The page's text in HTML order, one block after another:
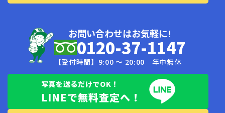
お問い合わせはお気軽に!
0120-37-1147
【受付時間】9:00 〜 20:00 年中無休
写真を送るだけでOK！
LINEで無料査定へ！